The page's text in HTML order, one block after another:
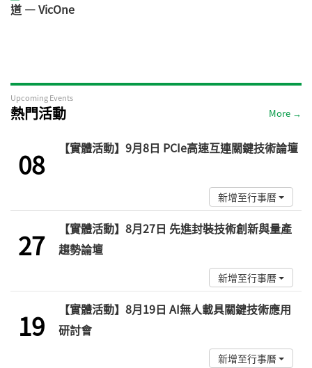
道 — VicOne
Upcoming Events
熱門活動 More →
08 【實體活動】9月8日 PCIe高速互連關鍵技術論壇
新增至行事曆
27
【實體活動】8月27日 先進封裝技術創新與量產
趨勢論壇
新增至行事曆
19
【實體活動】8月19日 AI無人載具關鍵技術應用
研討會
新增至行事曆